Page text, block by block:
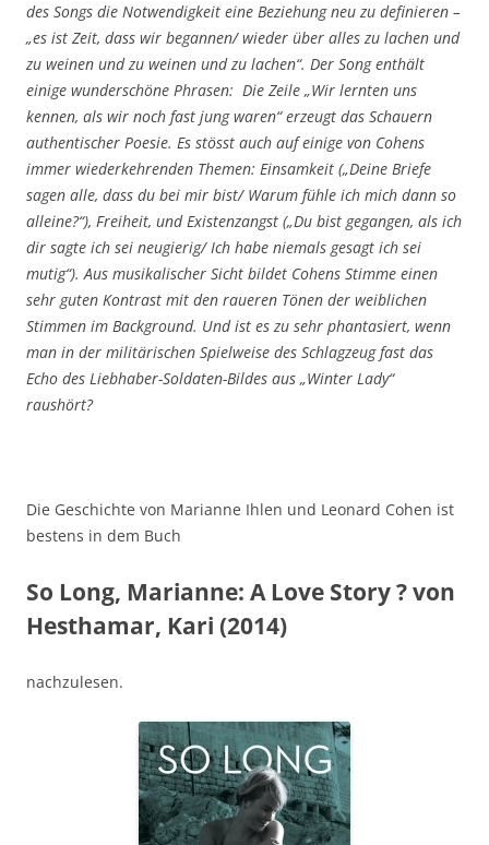
des Songs die Notwendigkeit eine Beziehung neu zu definieren –
„es ist Zeit, dass wir begannen/ wieder über alles zu lachen und
zu weinen und zu weinen und zu lachen“. Der Song enthält
einige wunderschöne Phrasen: Die Zeile „Wir lernten uns
kennen, als wir noch fast jung waren“ erzeugt das Schauern
authentischer Poesie. Es stösst auch auf einige von Cohens
immer wiederkehrenden Themen: Einsamkeit („Deine Briefe
sagen alle, dass du bei mir bist/ Warum fühle ich mich dann so
alleine?“), Freiheit, und Existenzangst („Du bist gegangen, als ich
dir sagte ich sei neugierig/ Ich habe niemals gesagt ich sei
mutig“). Aus musikalischer Sicht bildet Cohens Stimme einen
sehr guten Kontrast mit den raueren Tönen der weiblichen
Stimmen im Background. Und ist es zu sehr phantasiert, wenn
man in der militärischen Spielweise des Schlagzeug fast das
Echo des Liebhaber-Soldaten-Bildes aus „Winter Lady“
raushört?
Die Geschichte von Marianne Ihlen und Leonard Cohen ist
bestens in dem Buch
So Long, Marianne: A Love Story ? von
Hesthamar, Kari (2014)
nachzulesen.